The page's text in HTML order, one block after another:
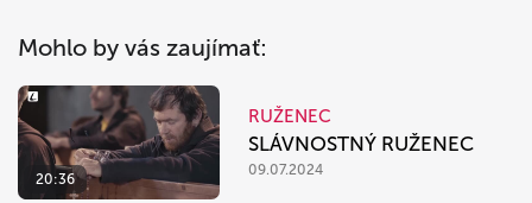
Mohlo by vás zaujímať:
20:36
RUŽENEC
SLÁVNOSTNÝ RUŽENEC
09.07.2024